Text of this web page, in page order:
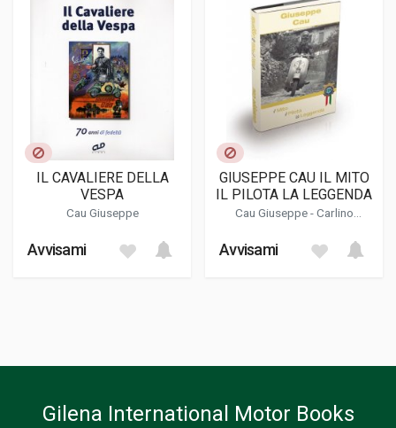
IL CAVALIERE DELLA
VESPA
Cau Giuseppe
Avvisami
GIUSEPPE CAU IL MITO
IL PILOTA LA LEGGENDA
Cau Giuseppe- Carlino
Avvisami
Gilena International Motor Books